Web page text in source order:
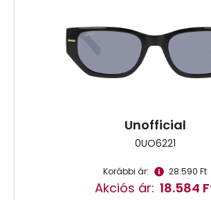
Unofficial
0UO6221
Korábbi ár: 28.590 Ft
Akciós ár: 18.584